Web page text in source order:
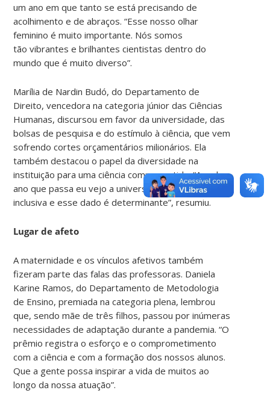
um ano em que tanto se está precisando de
acolhimento e de abraços. “Esse nosso olhar
feminino é muito importante. Nós somos
tão vibrantes e brilhantes cientistas dentro do
mundo que é muito diverso”.
Marília de Nardin Budó, do Departamento de
Direito, vencedora na categoria júnior das Ciências
Humanas, discursou em favor da universidade, das
bolsas de pesquisa e do estímulo à ciência, que vem
sofrendo cortes orçamentários milionários. Ela
também destacou o papel da diversidade na
instituição para uma ciência comprometida. “A cada
ano que passa eu vejo a universidade mais plural e
inclusiva e esse dado é determinante”, resumiu.
Lugar de afeto
A maternidade e os vínculos afetivos também
fizeram parte das falas das professoras. Daniela
Karine Ramos, do Departamento de Metodologia
de Ensino, premiada na categoria plena, lembrou
que, sendo mãe de três filhos, passou por inúmeras
necessidades de adaptação durante a pandemia. “O
prêmio registra o esforço e o comprometimento
com a ciência e com a formação dos nossos alunos.
Que a gente possa inspirar a vida de muitos ao
longo da nossa atuação”.